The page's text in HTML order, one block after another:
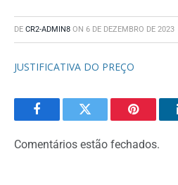
DE CR2-ADMIN8 ON 6 DE DEZEMBRO DE 2023
JUSTIFICATIVA DO PREÇO
FacebookTwitter Pinterest
Comentários estão fechados.